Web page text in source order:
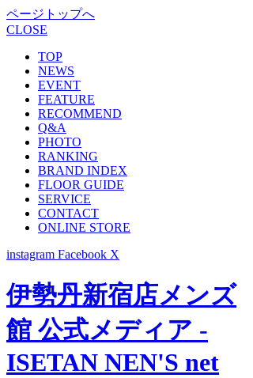
ページトップへ
CLOSE
TOP
NEWS
EVENT
FEATURE
RECOMMEND
Q&A
PHOTO
RANKING
BRAND INDEX
FLOOR GUIDE
SERVICE
CONTACT
ONLINE STORE
instagram Facebook X
伊勢丹新宿店メンズ
館 公式メディア -
ISETAN NEN'S net